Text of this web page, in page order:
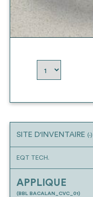
SITE D'INVENTAIRE (-)
EQT TECH.
APPLIQUE
(BBL BACALAN_CVC_01)